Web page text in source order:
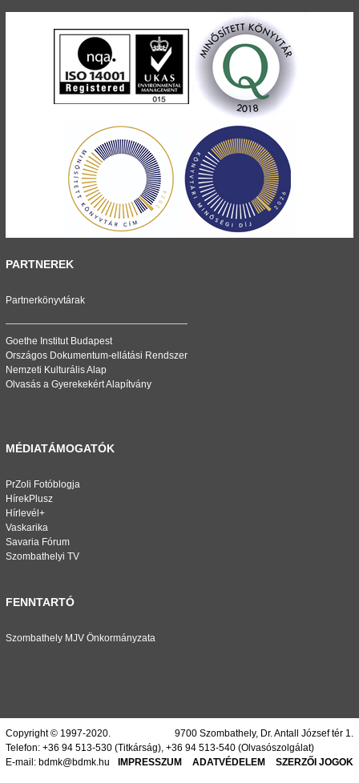
PARTNEREK
Partnerkönyvtárak
Goethe Institut Budapest
Országos Dokumentum-ellátási Rendszer
Nemzeti Kulturális Alap
Olvasás a Gyerekekért Alapítvány
MÉDIATÁMOGATÓK
PrZoli Fotóblogja
HírekPlusz
Hírlevél+
Vaskarika
Savaria Fórum
Szombathelyi TV
FENNTARTÓ
Szombathely MJV Önkormányzata
Copyright © 1997-2020.
9700 Szombathely, Dr. Antall József tér 1.
Telefon: +36 94 513-530 (Titkárság), +36 94 513-540 (Olvasószolgálat)
E-mail: bdmk@bdmk.hu IMPRESSZUM ADATVÉDELEM SZERZŐI JOGOK